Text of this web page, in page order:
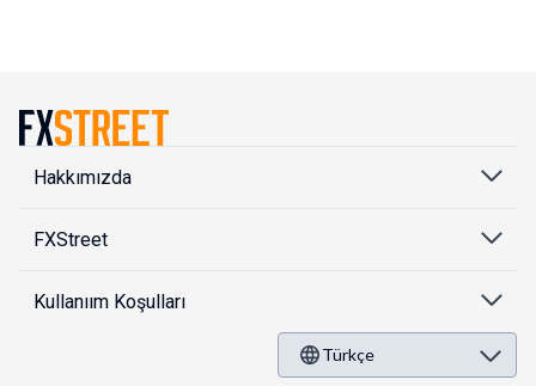
Hakkımızda
FXStreet
Kullanıım Koşulları
Türkçe